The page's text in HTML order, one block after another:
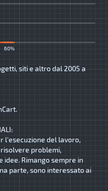
60%
siti e altro dal 2005 a
l'esecuzione del lavoro,
problemi,
idee. Rimango sempre in
parte, sono interessato ai